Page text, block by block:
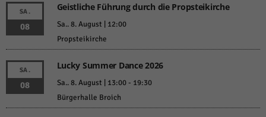
SA.
08
Geistliche Führung durch die Propsteikirche
Sa.. 8. August | 12:00
Propsteikirche
SA.
08
Lucky Summer Dance 2026
Sa.. 8. August | 13:00- 19:30
Bürgerhalle Broich